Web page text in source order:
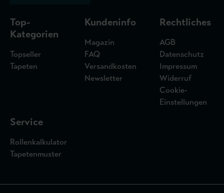
Top-
Kategorien
Topseller
Tapeten
Kundeninfo
Magazin
FAQ
Versandkosten
Newsletter
Rechtliches
AGB
Datenschutz
Impressum
Widerruf
Cookie-
Einstellungen
Service
Rollenkalkulator
Tapetenmuster